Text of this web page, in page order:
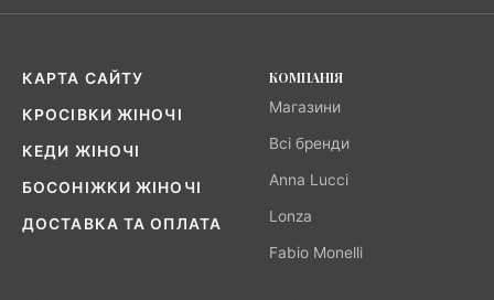
КАРТА САЙТУ
КРОСІВКИ ЖІНОЧІ
КЕДИ ЖІНОЧІ
БОСОНІЖКИ ЖІНОЧІ
ДОСТАВКА ТА ОПЛАТА
КОМПАНІЯ
Магазини
Всі бренди
Anna Lucci
Lonza
Fabio Monelli